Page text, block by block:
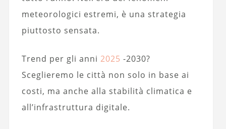
meteorologici estremi, è una strategia
piuttosto sensata.
Trend per gli anni 2025 -2030?
Sceglieremo le città non solo in base ai
costi, ma anche alla stabilità climatica e
all’infrastruttura digitale.